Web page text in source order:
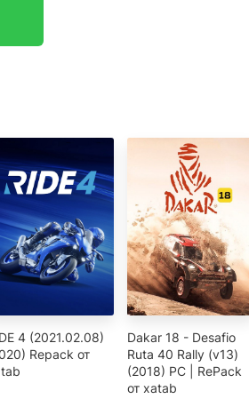
4 (2021.02.08)
Repack от
Dakar 18 - Desafio
Ruta 40 Rally (v13)
(2018) PC | RePack
от xatab